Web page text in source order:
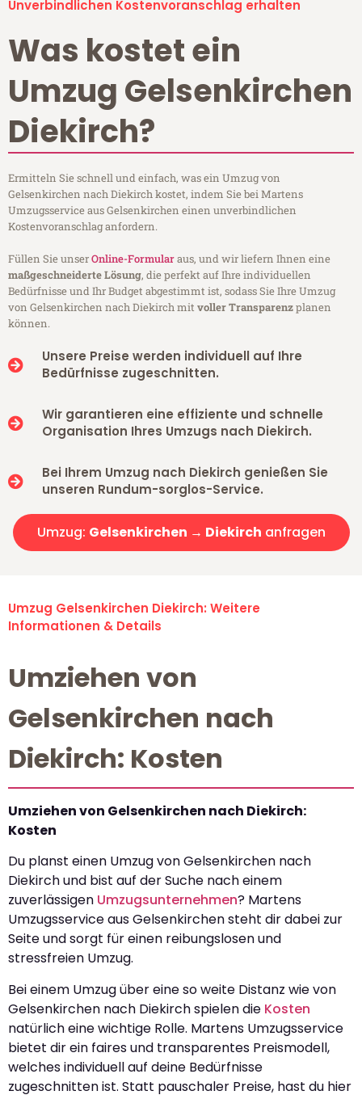
Unverbindlichen Kostenvoranschlag erhalten
Was kostet ein
Umzug Gelsenkirchen
Diekirch?
Ermitteln Sie schnell und einfach, was ein Umzug von
Gelsenkirchen nach Diekirch kostet, indem Sie bei Martens
Umzugsservice aus Gelsenkirchen einen unverbindlichen
Kostenvoranschlag anfordern.
Füllen Sie unserOnline-Formularaus, und wir liefern Ihnen eine
maßgeschneiderte Lösung, die perfekt auf Ihre individuellen
Bedürfnisse und Ihr Budget abgestimmt ist, sodass Sie Ihre Umzug
von Gelsenkirchen nach Diekirch mitvoller Transparenzplanen
können.
Unsere Preise werden individuell auf Ihre
Bedürfnisse zugeschnitten.
Wir garantieren eine effiziente und schnelle
Organisation Ihres Umzugs nach Diekirch.
Bei Ihrem Umzug nach Diekirch genießen Sie
unseren Rundum-sorglos-Service.
Umzug: Gelsenkirchen → Diekirch anfragen
Umzug Gelsenkirchen Diekirch: Weitere
Informationen & Details
Umziehen von
Gelsenkirchen nach
Diekirch: Kosten
Umziehen von Gelsenkirchen nach Diekirch:
Kosten
Du planst einen Umzug von Gelsenkirchen nach
Diekirch und bist auf der Suche nach einem
zuverlässigen Umzugsunternehmen? Martens
Umzugsservice aus Gelsenkirchen steht dir dabei zur
Seite und sorgt für einen reibungslosen und
stressfreien Umzug.
Bei einem Umzug über eine so weite Distanz wie von
Gelsenkirchen nach Diekirch spielen die Kosten
natürlich eine wichtige Rolle. Martens Umzugsservice
bietet dir ein faires und transparentes Preismodell,
welches individuell auf deine Bedürfnisse
zugeschnitten ist. Statt pauschaler Preise, hast du hier